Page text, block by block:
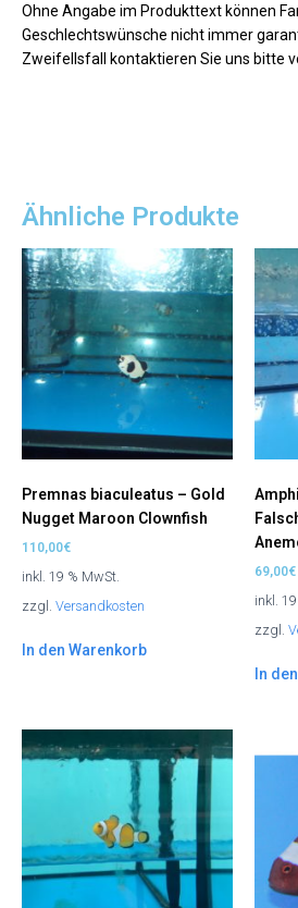
Ohne Angabe im Produkttext können
Geschlechtswünsche nicht immer
Zweifellsfall kontaktieren Sie uns bitte
Ähnliche Produkte
Premnas biaculeatus – Gold
Nugget Maroon Clownfish
110,00€
inkl. 19 % MwSt.
zzgl. Versandkosten
In den Warenkorb
69,00€
inkl.
zzgl.
In